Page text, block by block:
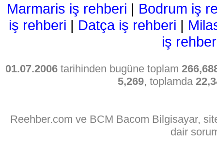
Marmaris iş rehberi | Bodrum iş
iş rehberi | Datça iş rehberi |
iş
01.07.2006 tarihinden bugüne toplam
5,269, toplamda
Reehber.com ve BCM Bacom Bilgisayar,
dair